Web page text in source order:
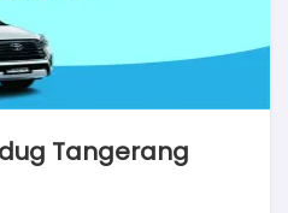
Tangerang